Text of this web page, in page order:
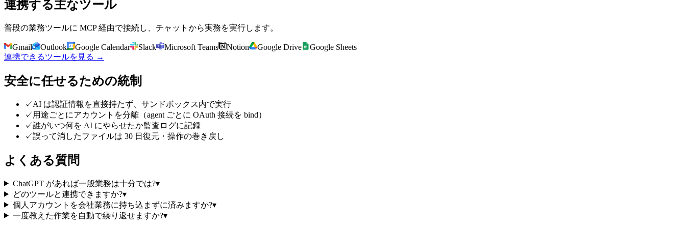
連携する主なツール
普段の業務ツールに MCP 経由で接続し、チャットから実務を実行します。
Gmail Outlook Google Calendar Slack Microsoft Teams Notion Google Drive
Google Sheets
連携できるツールを見る →
安全に任せるための統制
✓AI は認証情報を直接持たず、サンドボックス内で実行
✓ 用途ごとにアカウントを分離（agent ごとに OAuth 接続を bind）
✓誰がいつ何を AI にやらせたか監査ログに記録
✓誤って消したファイルは 30 日復元・操作の巻き戻し
よくある質問
ChatGPT があれば一般業務は十分では?▾
どのツールと連携できますか?▾
個人アカウントを会社業務に持ち込まずに済みますか?▾
一度教えた作業を自動で繰り返せますか?▾